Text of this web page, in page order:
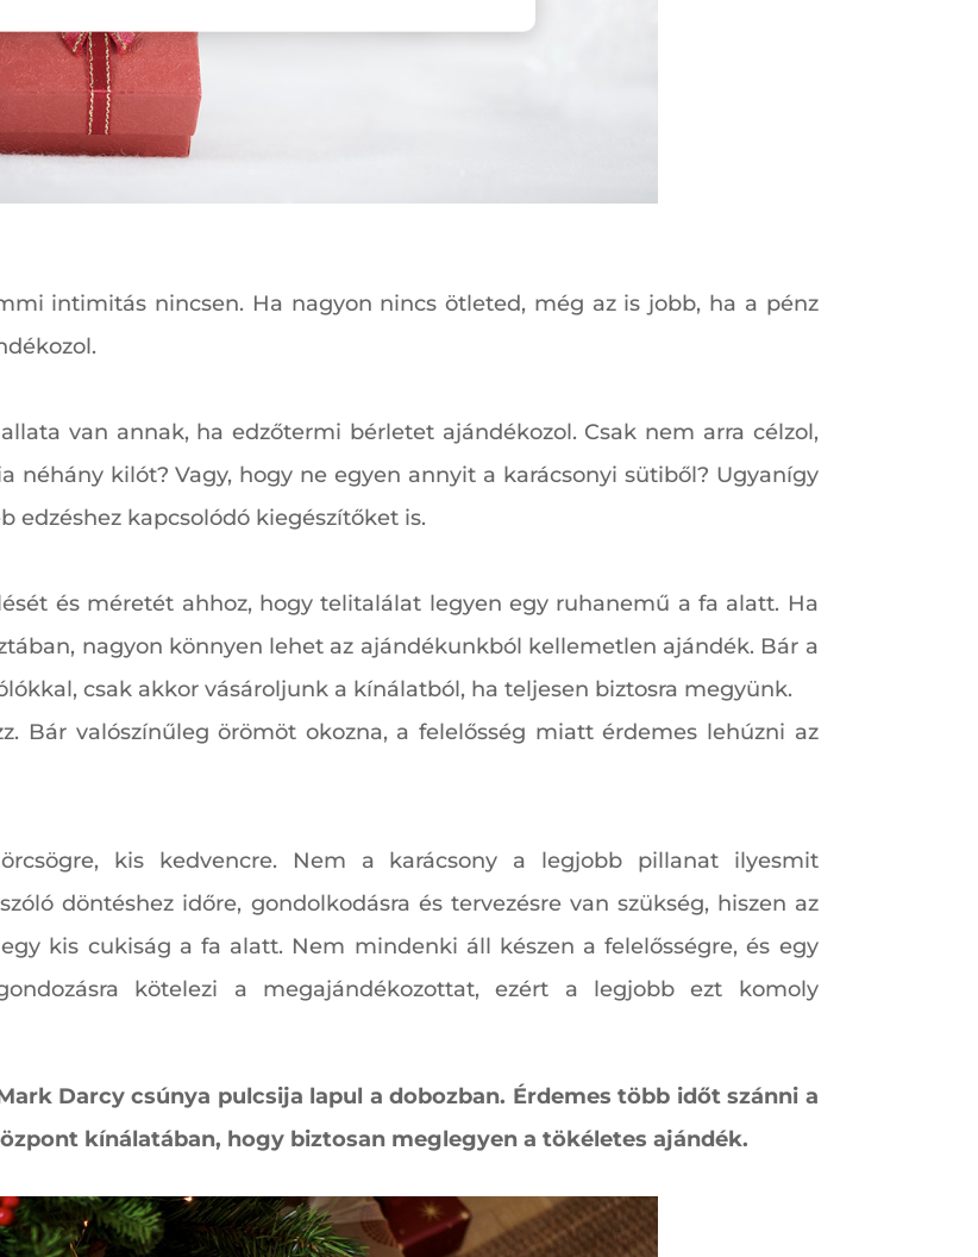
intimitás nincsen. Ha nagyon nincs ötleted, még az is jobb, ha a pénz
van annak, ha edzőtermi bérletet ajándékozol. Csak nem arra célzol,
néhány kilót? Vagy, hogy ne egyen annyit a karácsonyi sütiből? Ugyanígy
edzéshez kapcsolódó kiegészítőket is.
és méretét ahhoz, hogy telitalálat legyen egy ruhanemű a fa alatt. Ha
nagyon könnyen lehet az ajándékunkból kellemetlen ajándék. Bár a
csak akkor vásároljunk a kínálatból, ha teljesen biztosra megyünk.
Bár valószínűleg örömöt okozna, a felelősség miatt érdemes lehúzni az
kis kedvencre. Nem a karácsony a legjobb pillanat ilyesmit
döntéshez időre, gondolkodásra és tervezésre van szükség, hiszen az
kis cukiság a fa alatt. Nem mindenki áll készen a felelősségre, és egy
kötelezi a megajándékozottat, ezért a legjobb ezt komoly
Darcy csúnya pulcsija lapul a dobozban. Érdemes több időt szánni a
kínálatában, hogy biztosan meglegyen a tökéletes ajándék.